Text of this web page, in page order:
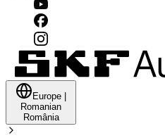
Europe
Romanian
România